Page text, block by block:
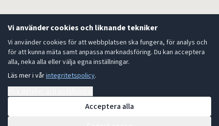
Vi använder cookies och liknande tekniker
Vi använder cookies för att webbplatsen ska fungera, för analys och
för att kunna mäta samt anpassa marknadsföring. Du kan acceptera
alla, neka alla eller välja egna inställningar.
Läs mer i vårintegritetspolicy.
Acceptera alla